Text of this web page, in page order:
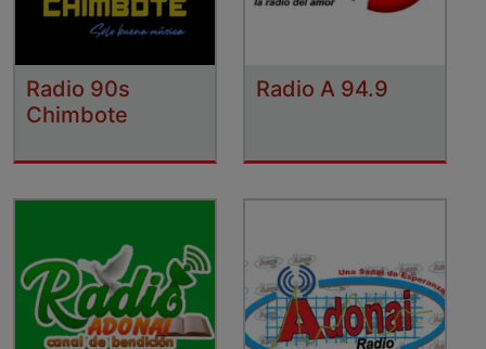
Radio 90s
Chimbote
Radio A 94.9